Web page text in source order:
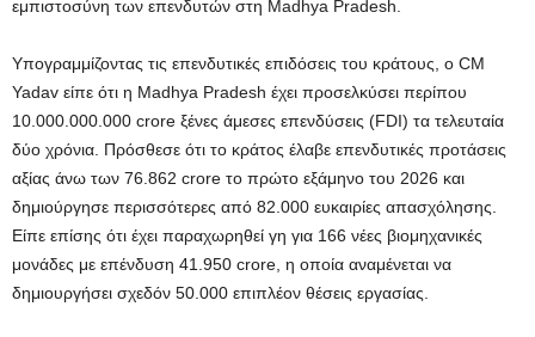
εμπιστοσύνη των επενδυτών στη Madhya Pradesh.
Υπογραμμίζοντας τις επενδυτικές επιδόσεις του κράτους, ο CM
Yadav είπε ότι η Madhya Pradesh έχει προσελκύσει περίπου
10.000.000.000 crore ξένες άμεσες επενδύσεις (FDI) τα τελευταία
δύο χρόνια. Πρόσθεσε ότι το κράτος έλαβε επενδυτικές προτάσεις
αξίας άνω των 76.862 crore το πρώτο εξάμηνο του 2026 και
δημιούργησε περισσότερες από 82.000 ευκαιρίες απασχόλησης.
Είπε επίσης ότι έχει παραχωρηθεί γη για 166 νέες βιομηχανικές
μονάδες με επένδυση 41.950 crore, η οποία αναμένεται να
δημιουργήσει σχεδόν 50.000 επιπλέον θέσεις εργασίας.